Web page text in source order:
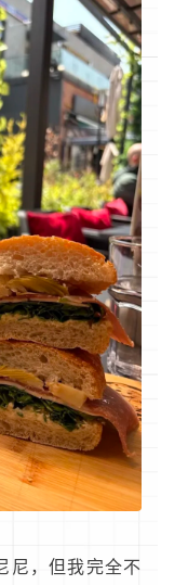
尼，但我完全不